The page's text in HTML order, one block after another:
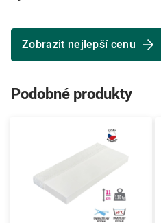
Zobrazit nejlepší cenu
Podobné produkty